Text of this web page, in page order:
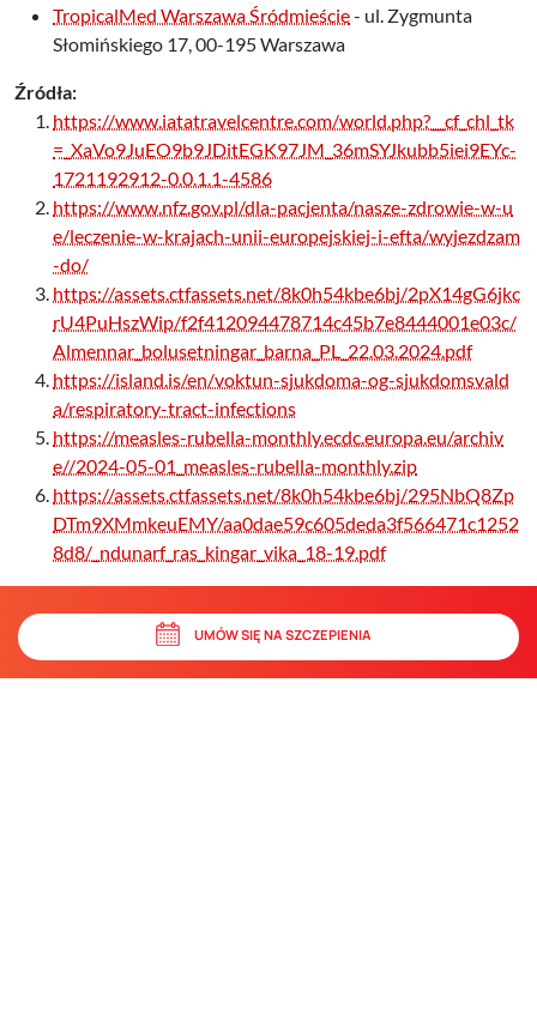
TropicalMed Warszawa Śródmieście- ul. Zygmunta
Słomińskiego 17, 00-195 Warszawa
Źródła:
https://www.iatatravelcentre.com/world.php?__cf_chl_tk
=_XaVo9JuEO9b9JDitEGK97JM_36mSYJkubb5iei9EYc-
1721192912-0.0.1.1-4586
https://www.nfz.gov.pl/dla-pacjenta/nasze-zdrowie-w-u
e/leczenie-w-krajach-unii-europejskiej-i-efta/wyjezdzam
-do/
https://assets.ctfassets.net/8k0h54kbe6bj/2pX14gG6jkc
rU4PuHszWip/f2f412094478714c45b7e8444001e03c/
Almennar_bolusetningar_barna_PL_22.03.2024.pdf
https://island.is/en/voktun-sjukdoma-og-sjukdomsvald
a/respiratory-tract-infections
https://measles-rubella-monthly.ecdc.europa.eu/archiv
e//2024-05-01_measles-rubella-monthly.zip
https://assets.ctfassets.net/8k0h54kbe6bj/295NbQ8Zp
DTm9XMmkeuEMY/aa0dae59c605deda3f566471c1252
8d8/_ndunarf_ras_kingar_vika_18-19.pdf
UMÓW SIĘ NA SZCZEPIENIA